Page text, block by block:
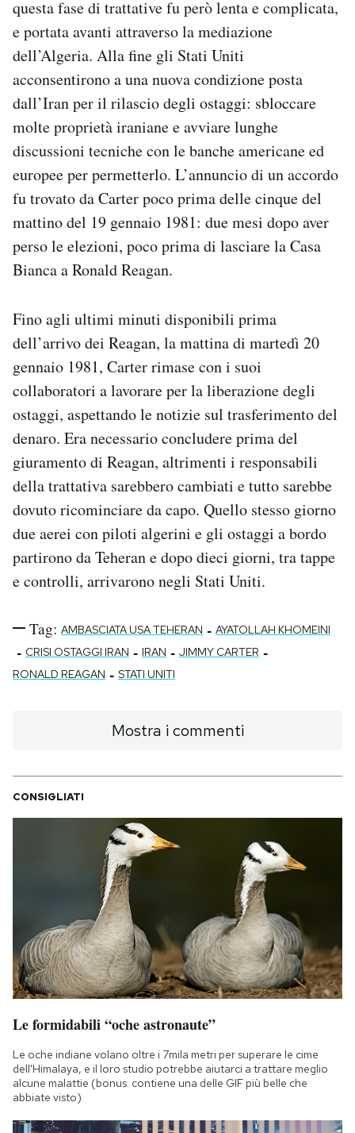
questa fase di trattative fu però lenta e complicata,
e portata avanti attraverso la mediazione
dell’Algeria. Alla fine gli Stati Uniti
acconsentirono a una nuova condizione posta
dall’Iran per il rilascio degli ostaggi: sbloccare
molte proprietà iraniane e avviare lunghe
discussioni tecniche con le banche americane ed
europee per permetterlo. L’annuncio di un accordo
fu trovato da Carter poco prima delle cinque del
mattino del 19 gennaio 1981: due mesi dopo aver
perso le elezioni, poco prima di lasciare la Casa
Bianca a Ronald Reagan.
Fino agli ultimi minuti disponibili prima
dell’arrivo dei Reagan, la mattina di martedì 20
gennaio 1981, Carter rimase con i suoi
collaboratori a lavorare per la liberazione degli
ostaggi, aspettando le notizie sul trasferimento del
denaro. Era necessario concludere prima del
giuramento di Reagan, altrimenti i responsabili
della trattativa sarebbero cambiati e tutto sarebbe
dovuto ricominciare da capo. Quello stesso giorno
due aerei con piloti algerini e gli ostaggi a bordo
partirono da Teheran e dopo dieci giorni, tra tappe
e controlli, arrivarono negli Stati Uniti.
Tag: AMBASCIATA USA TEHERAN - AYATOLLAH KHOMEINI
- CRISI OSTAGGI IRAN - IRAN - JIMMY CARTER -
RONALD REAGAN - STATI UNITI
Mostra i commenti
CONSIGLIATI
Le formidabili “oche astronaute”
Le oche indiane volano oltre i 7mila metri per superare le cime
dell'Himalaya, e il loro studio potrebbe aiutarci a trattare meglio
alcune malattie (bonus: contiene una delle GIF più belle che
abbiate visto)